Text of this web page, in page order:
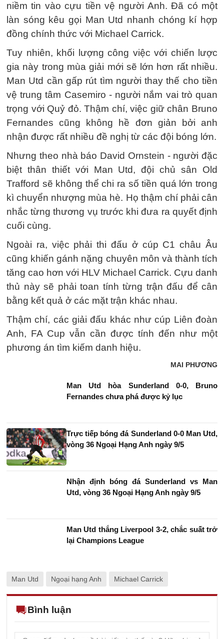
niềm tin vào cựu tiền vệ người Anh. Đã có một
làn sóng kêu gọi Man Utd nhanh chóng kí hợp
đồng chính thức với Michael Carrick.
Tuy nhiên, khối lượng công việc với chiến lược
gia này trong mùa giải mới sẽ lớn hơn rất nhiều.
Man Utd cần gấp rút tìm người thay thế cho tiền
vệ trung tâm Casemiro - người nắm vai trò quan
trọng với Quỷ đỏ. Thậm chí, việc giữ chân Bruno
Fernandes cũng không hề đơn giản bởi anh
nhận được rất nhiều đề nghị từ các đội bóng lớn.
Nhưng theo nhà báo David Ornstein - người đặc
biệt thân thiết với Man Utd, đội chủ sân Old
Trafford sẽ không thể chi ra số tiền quá lớn trong
kì chuyển nhượng mùa hè. Họ thậm chí phải cân
nhắc từng thương vụ trước khi đưa ra quyết định
cuối cùng.
Ngoài ra, việc phải thi đấu ở cúp C1 châu Âu
cũng khiến gánh nặng chuyên môn và thành tích
tăng cao hơn với HLV Michael Carrick. Cựu danh
thủ này sẽ phải toan tính từng trận đấu để cân
bằng kết quả ở các mặt trận khác nhau.
Thậm chí, các giải đấu khác như cúp Liên đoàn
Anh, FA Cup vẫn cần được tính đến như một
phương án tìm kiếm danh hiệu.
MAI PHƯƠNG
Man Utd hòa Sunderland 0-0, Bruno
Fernandes chưa phá được kỷ lục
Trực tiếp bóng đá Sunderland 0-0 Man Utd,
vòng 36 Ngoại Hạng Anh ngày 9/5
Nhận định bóng đá Sunderland vs Man
Utd, vòng 36 Ngoại Hạng Anh ngày 9/5
Man Utd thắng Liverpool 3-2, chắc suất trở
lại Champions League
Man Utd Ngoại hạng Anh Michael Carrick
Bình luận